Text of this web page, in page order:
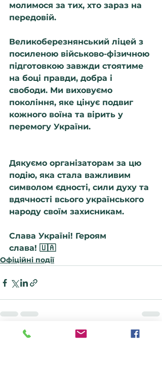
молимося за тих, хто зараз на
передовій.
Великоберезнянський ліцей з
посиленою військово-фізичною
підготовкою завжди стоятиме
на боці правди, добра і
свободи. Ми виховуємо
покоління, яке цінує подвиг
кожного воїна та вірить у
перемогу України.
Дякуємо організаторам за цю
подію, яка стала важливим
символом єдності, сили духу та
вдячності всього українського
народу своїм захисникам.
Слава Україні! Героям
слава! 🇺🇦
Офіційні події
Останні пости Дивитися всі